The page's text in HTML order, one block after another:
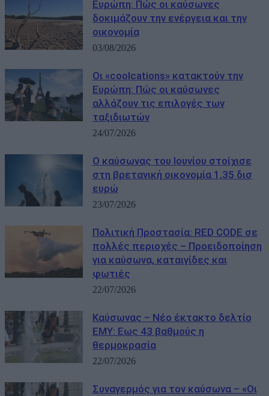
Ευρώπη: Πώς οι καύσωνες
δοκιμάζουν την ενέργεια και την
οικονομία
03/08/2026
Οι «coolcations» κατακτούν την
Ευρώπη: Πώς οι καύσωνες
αλλάζουν τις επιλογές των
ταξιδιωτών
24/07/2026
Ο καύσωνας του Ιουνίου στοίχισε
στη βρετανική οικονομία 1,35 δισ
ευρώ
23/07/2026
Πολιτική Προστασία: RED CODE σε
πολλές περιοχές – Προειδοποίηση
για καύσωνα, καταιγίδες και
φωτιές
22/07/2026
Καύσωνας – Νέο έκτακτο δελτίο
ΕΜΥ: Εως 43 βαθμούς η
θερμοκρασία
22/07/2026
Συναγερμός για τον καύσωνα – «Οι